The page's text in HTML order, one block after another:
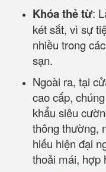
Khóa thẻ từ:
két sắt, vì sự
nhiều trong
sạn.
Ngoài ra, tại
cao cấp,
khẩu siêu
thông thường,
hiếu hiện đại
thoải mái, hợp